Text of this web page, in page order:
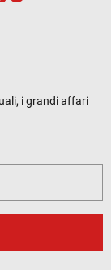
i grandi affari